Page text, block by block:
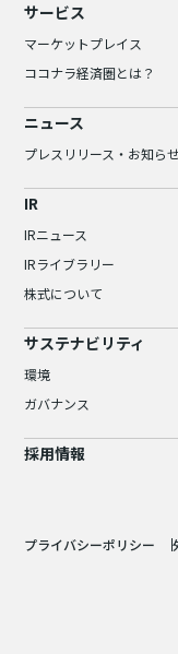
サービス
マーケットプレイス
ココナラ経済圏とは？
ニュース
プレスリリース・お知ら
IR
IRニュース
IRライブラリー
株式について
サステナビリティ
環境
ガバナンス
採用情報
プライバシーポリシー